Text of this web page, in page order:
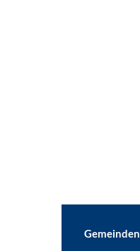
Gemeinden